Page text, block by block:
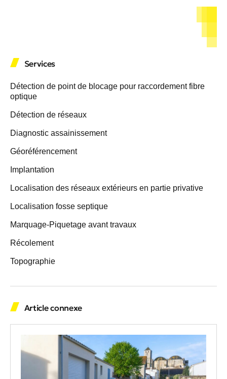
Services
Détection de point de blocage pour raccordement fibre
optique
Détection de réseaux
Diagnostic assainissement
Géoréférencement
Implantation
Localisation des réseaux extérieurs en partie privative
Localisation fosse septique
Marquage-Piquetage avant travaux
Récolement
Topographie
Article connexe